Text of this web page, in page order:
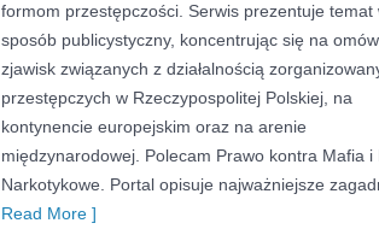
formom przestępczości. Serwis prezentuje temat
sposób publicystyczny, koncentrując się na
zjawisk związanych z działalnością
przestępczych w Rzeczypospolitej Polskiej, na
kontynencie europejskim oraz na arenie
międzynarodowej. Polecam Prawo kontra Mafia i
Narkotykowe. Portal opisuje najważniejsze
Read More ]